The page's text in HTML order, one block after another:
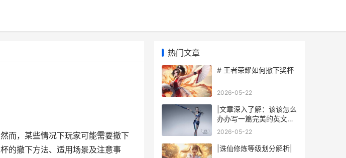
而，某些情况下玩家可能需要撤下
的撤下方法、适用场景及注意事
热门文章
# 王者荣耀如何撤下奖杯
2026-05-22
|文章深入了解：该该怎么
办办写一篇完美的英文文
章——从构思到润色|
2026-05-22
|诛仙修炼等级划分解析|